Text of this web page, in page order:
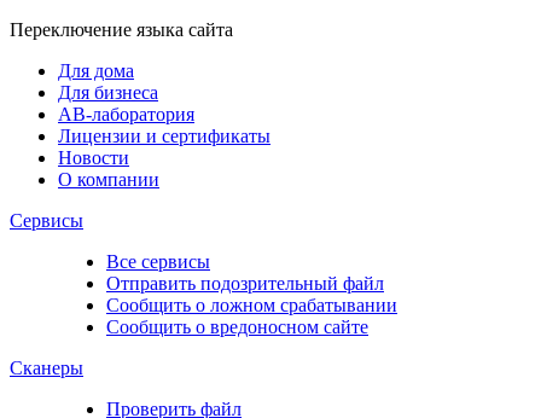
Переключение языка сайта
Для дома
Для бизнеса
АВ-лаборатория
Лицензии и сертификаты
Новости
О компании
Сервисы
Все сервисы
Отправить подозрительный файл
Сообщить о ложном срабатывании
Сообщить о вредоносном сайте
Сканеры
Проверить файл